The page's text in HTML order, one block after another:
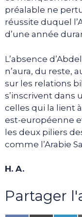
préalable ne
réussite duquel
d’une année
L’absence
n’aura, du reste,
sur les relations
s’inscrivent dans
celles qui la lient
est-européenne
les deux piliers
comme l’Arabie
H. A.
Partager